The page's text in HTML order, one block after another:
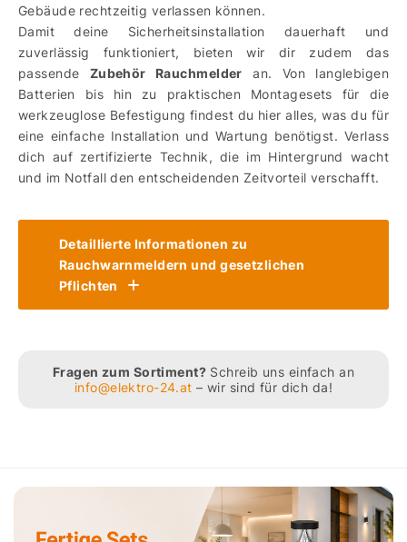
Gebäude rechtzeitig verlassen können.
Damit deine Sicherheitsinstallation dauerhaft und
zuverlässig funktioniert, bieten wir dir zudem das
passende Zubehör Rauchmelder an. Von langlebigen
Batterien bis hin zu praktischen Montagesets für die
werkzeuglose Befestigung findest du hier alles, was du für
eine einfache Installation und Wartung benötigst. Verlass
dich auf zertifizierte Technik, die im Hintergrund wacht
und im Notfall den entscheidenden Zeitvorteil verschafft.
Detaillierte Informationen zu
Rauchwarnmeldern und gesetzlichen
Pflichten
Fragen zum Sortiment? Schreib uns einfach an
info@elektro-24.at – wir sind für dich da!